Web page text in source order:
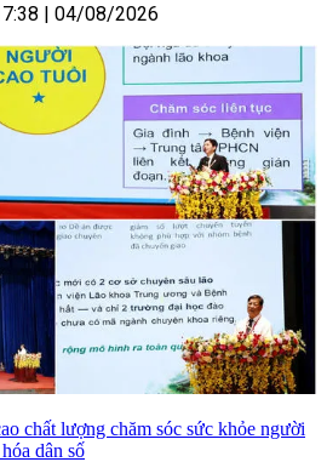
| 04/08/2026
chất lượng chăm sóc sức khỏe người
dân số